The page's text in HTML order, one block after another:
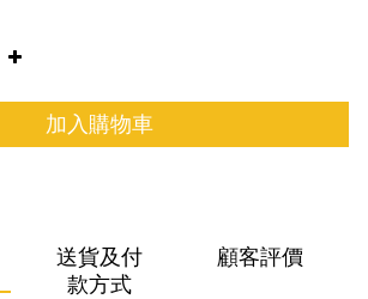
加入購物車
送貨及付
款方式
顧客評價